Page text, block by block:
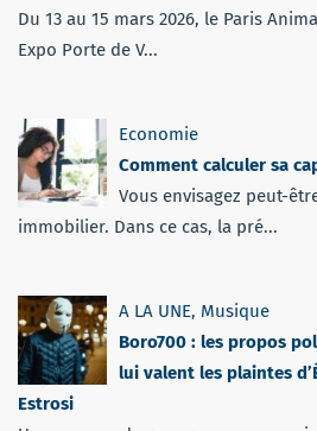
Du 13 au 15 mars 2026, le Paris
Expo Porte de V...
Economie
Comment calculer sa
Vous envisagez peut-
immobilier. Dans ce cas, la pré...
A LA UNE, Musique
Boro700 : les propos
lui valent les plaintes
Estrosi